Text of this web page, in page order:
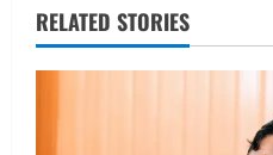
v
i
RELATED STORIES